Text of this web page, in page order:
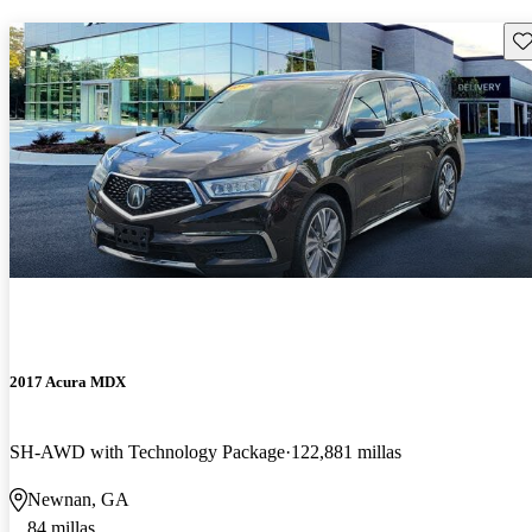
2017 Acura MDX
SH-AWD with Technology Package 122,881 millas
Newnan, GA